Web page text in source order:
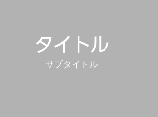
タイトル
サブタイトル